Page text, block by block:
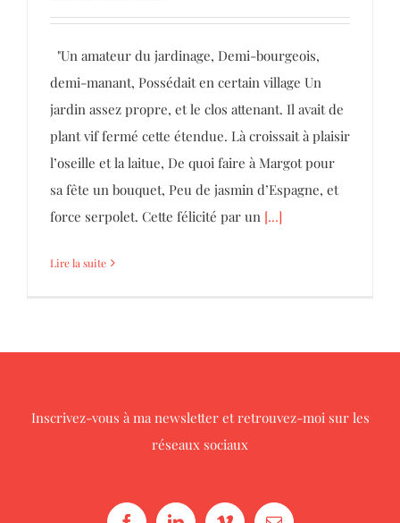
"Un amateur du jardinage, Demi-bourgeois,
demi-manant, Possédait en certain village Un
jardin assez propre, et le clos attenant. Il avait de
plant vif fermé cette étendue. Là croissait à plaisir
l’oseille et la laitue, De quoi faire à Margot pour
sa fête un bouquet, Peu de jasmin d’Espagne, et
force serpolet. Cette félicité par un [...]
Lire la suite
Inscrivez-vous à ma newsletteret retrouvez-moi sur les
réseaux sociaux